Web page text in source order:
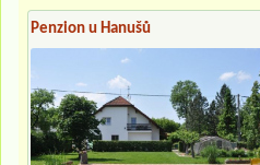
Penzion u Hanušů